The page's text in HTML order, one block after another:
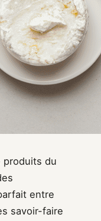
produits du
entre
savoir-faire